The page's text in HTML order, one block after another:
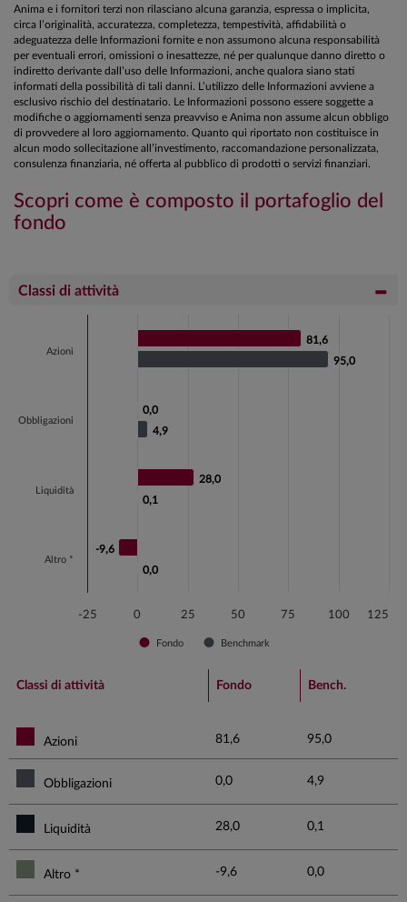
Anima e i fornitori terzi non rilasciano alcuna garanzia, espressa o implicita,
circa l’originalità, accuratezza, completezza, tempestività, affidabilità o
adeguatezza delle Informazioni fornite e non assumono alcuna responsabilità
per eventuali errori, omissioni o inesattezze, né per qualunque danno diretto o
indiretto derivante dall’uso delle Informazioni, anche qualora siano stati
informati della possibilità di tali danni. L’utilizzo delle Informazioni avviene a
esclusivo rischio del destinatario. Le Informazioni possono essere soggette a
modifiche o aggiornamenti senza preavviso e Anima non assume alcun obbligo
di provvedere al loro aggiornamento. Quanto qui riportato non costituisce in
alcun modo sollecitazione all’investimento, raccomandazione personalizzata,
consulenza finanziaria, né offerta al pubblico di prodotti o servizi finanziari.
Scopri come è composto il portafoglio del
fondo
Classi di attività
Bar chart with 2 data series.
View as data table, Chart
The chart has 1 Y axis displaying values. Data ranges
81,6
81,6
0,0
0,0
28,0
28,0
-9,6
-9,6
95,0
95,0
4,9
4,9
0,1
0,1
0,0
0,0
0 100
-25 25 50 75 125
Fondo Benchmark
Azioni
Obbligazioni
Liquidità
Altro *
End of interactive chart.
Classi di attività Fondo Bench.
Azioni 81,6 95,0
Obbligazioni 0,0 4,9
Liquidità 28,0 0,1
Altro * -9,6 0,0